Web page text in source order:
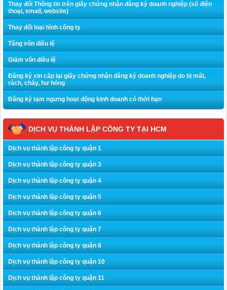
Thay đổi Thông tin trên giấy chứng nhận đăng ký doanh nghiệp (số điện
thoại, email, website)
Thay đổi loại hình công ty
Tăng vốn điều lệ
Giảm vốn điều lệ
Đăng ký xin cấp lại giấy chứng nhận đăng ký doanh nghiệp do bị mất,
rách, cháy, hư hỏng
Đăng ký tạm ngưng hoạt động kinh doanh có thời hạn
DỊCH VỤ THÀNH LẬP CÔNG TY TẠI HCM
Dịch vụ thành lập công ty quận 1
Dịch vụ thành lập công ty quận 3
Dịch vụ thành lập công ty quận 4
Dịch vụ thành lập công ty quận 5
Dịch vụ thành lập công ty quận 6
Dịch vụ thành lập công ty quận 7
Dịch vụ thành lập công ty quận 8
Dịch vụ thành lập công ty quận 10
Dịch vụ thành lập công ty quận 11